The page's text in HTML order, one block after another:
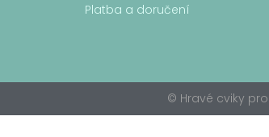
Platba a doručení
© Hravé cviky